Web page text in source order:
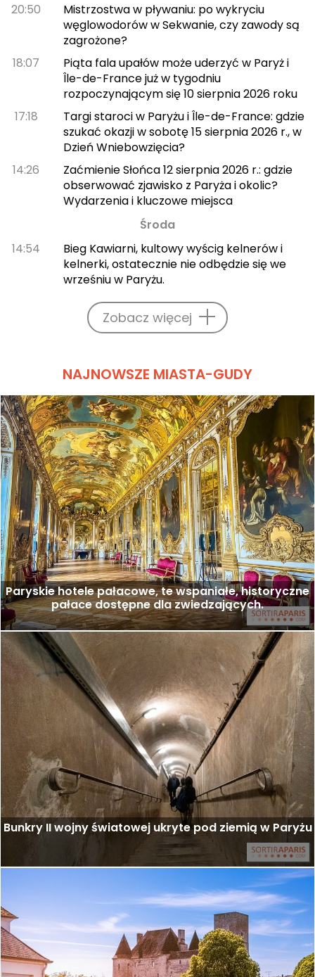
20:50
Mistrzostwa w pływaniu: po wykryciu
węglowodorów w Sekwanie, czy zawody są
zagrożone?
18:07
Piąta fala upałów może uderzyć w Paryż i
Île-de-France już w tygodniu
rozpoczynającym się 10 sierpnia 2026 roku
17:18
Targi staroci w Paryżu i Île-de-France: gdzie
szukać okazji w sobotę 15 sierpnia 2026 r., w
Dzień Wniebowzięcia?
14:26
Zaćmienie Słońca 12 sierpnia 2026 r.: gdzie
obserwować zjawisko z Paryża i okolic?
Wydarzenia i kluczowe miejsca
Środa
14:54
Bieg Kawiarni, kultowy wyścig kelnerów i
kelnerki, ostatecznie nie odbędzie się we
wrześniu w Paryżu.
Zobacz więcej
NAJNOWSZE MIASTA-GUDY
Paryskie hotele pałacowe, te wspaniałe, historyczne
pałace dostępne dla zwiedzających.
Bunkry II wojny światowej ukryte pod ziemią w Paryżu